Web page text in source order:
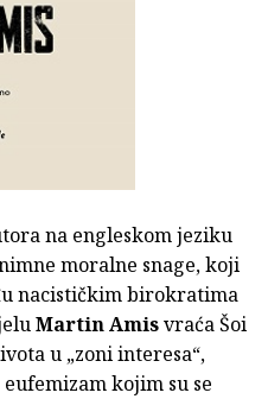
na engleskom jeziku
moralne snage, koji
nacističkim birokratima
Martin Amisvraća Šoi
u „zoni interesa“,
eufemizam kojim su se